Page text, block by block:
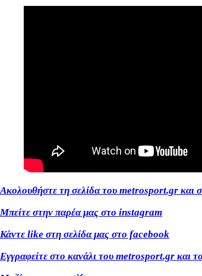
Ακολουθήστε τη σελίδα του metrosport.gr και
Μπείτε στην παρέα μας στο instagram
Κάντε like στη σελίδα μας στο facebook
Εγγραφείτε στο κανάλι του metrosport.gr και